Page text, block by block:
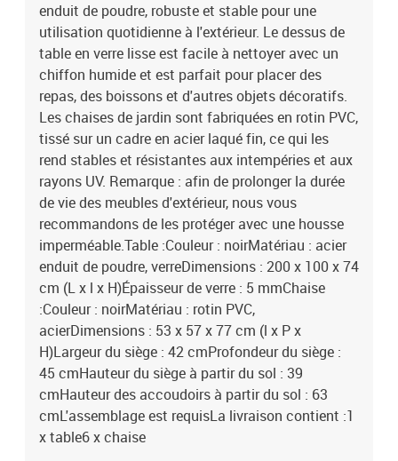
enduit de poudre, robuste et stable pour une
utilisation quotidienne à l'extérieur. Le dessus de
table en verre lisse est facile à nettoyer avec un
chiffon humide et est parfait pour placer des
repas, des boissons et d'autres objets décoratifs.
Les chaises de jardin sont fabriquées en rotin PVC,
tissé sur un cadre en acier laqué fin, ce qui les
rend stables et résistantes aux intempéries et aux
rayons UV. Remarque : afin de prolonger la durée
de vie des meubles d'extérieur, nous vous
recommandons de les protéger avec une housse
imperméable.Table :Couleur : noirMatériau : acier
enduit de poudre, verreDimensions : 200 x 100 x 74
cm (L x l x H)Épaisseur de verre : 5 mmChaise
:Couleur : noirMatériau : rotin PVC,
acierDimensions : 53 x 57 x 77 cm (l x P x
H)Largeur du siège : 42 cmProfondeur du siège :
45 cmHauteur du siège à partir du sol : 39
cmHauteur des accoudoirs à partir du sol : 63
cmL'assemblage est requisLa livraison contient :1
x table6 x chaise